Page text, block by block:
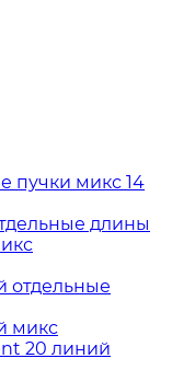
пучки микс 14
длины
отдельные
микс
20 линий